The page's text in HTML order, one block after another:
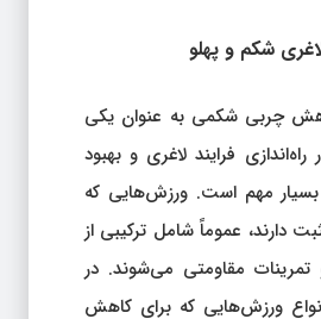
شکم و پهلو
چربی شکمی به عنوان یکی
فرایند لاغری و بهبود
مهم است. ورزش‌هایی که
دارند، عموماً شامل ترکیبی از
تمرینات مقاومتی می‌شوند. در
ورزش‌هایی که برای کاهش